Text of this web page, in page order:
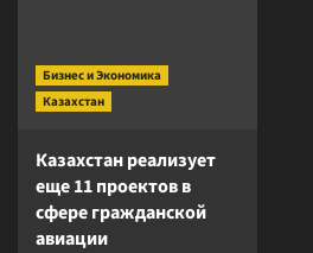
Бизнес и Экономика
Казахстан
Казахстан реализует
еще 11 проектов в
сфере гражданской
авиации